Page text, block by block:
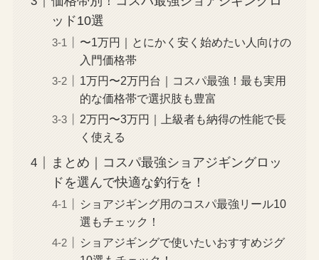
ッド10選
〜1万円｜とにかく安く始めたい人向けの
入門価格帯
1万円〜2万円台｜コスパ最強！最も実用
的な価格帯で選択肢も豊富
2万円〜3万円｜上級者も納得の性能で長
く使える
まとめ｜コスパ最強ショアジギングロッ
ドを選んで快適な釣行を！
ショアジギング用のコスパ最強リール10
選もチェック！
ショアジギングで使いたいおすすめジグ